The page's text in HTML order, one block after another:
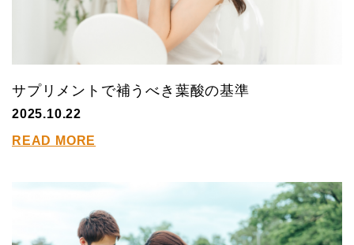
サプリメントで補うべき葉酸の基準
2025.10.22
READ MORE